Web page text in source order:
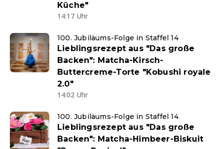
Küche"
14:17 Uhr
100. Jubiläums-Folge in Staffel 14
Lieblingsrezept aus "Das große
Backen": Matcha-Kirsch-
Buttercreme-Torte "Kobushi royale
2.0"
14:02 Uhr
100. Jubiläums-Folge in Staffel 14
Lieblingsrezept aus "Das große
Backen": Matcha-Himbeer-Biskuit